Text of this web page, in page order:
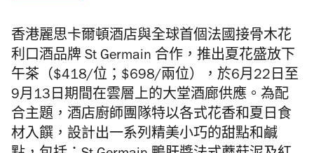
香港麗思卡爾頓酒店與全球首個法國接骨木花
利口酒品牌 St Germain 合作， 推出夏花盛放下
午茶（$418/位；$698/兩位），於6月 22 日至
9月 13 日期間在雲層上的大堂酒廊供應。為配
合主題， 酒店廚師團隊特以各式花香和夏日食
材入饌，設計出一系列精美小巧的甜點和鹹